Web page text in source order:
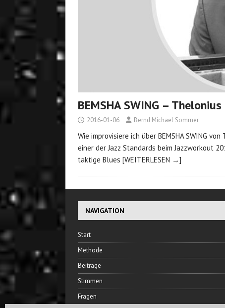
BEMSHA SWING –
2016-01-06 Bernd Michael Sommer
Wie improvisiere ich über BEMSHA SWING
einer der Jazz Standards beim Jazzworkout
taktige Blues [WEITERLESEN →]
NAVIGATION
Start
Methode
Beiträge
Stimmen
Fragen